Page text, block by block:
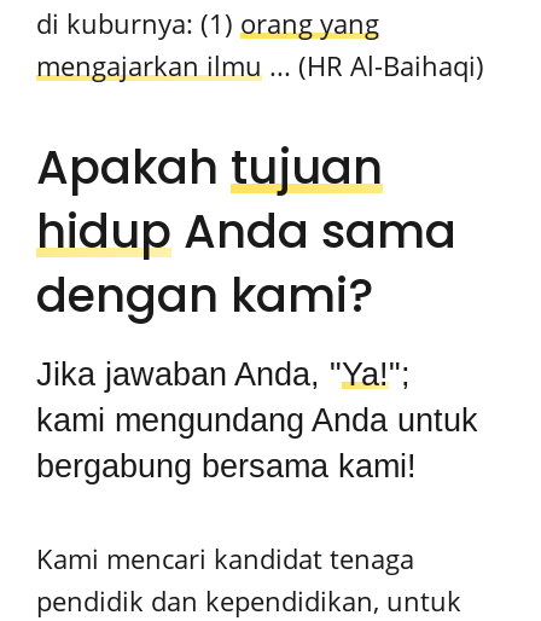
di kuburnya: (1)orang yang
mengajarkan ilmu ... (HR Al-Baihaqi)
Apakahtujuan
hidup Anda sama
dengan kami?
Jika jawaban Anda, "Ya!";
kami mengundang Anda untuk
bergabung bersama kami!
Kami mencari kandidat tenaga
pendidik dan kependidikan, untuk